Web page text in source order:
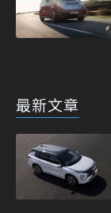
最新文章